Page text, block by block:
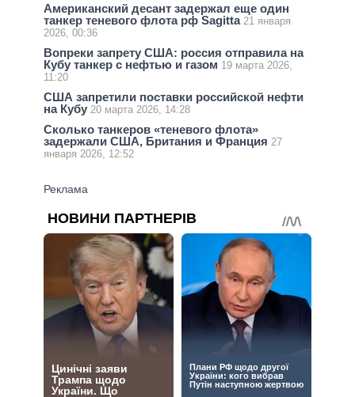
Американский десант задержал еще один
танкер теневого флота рф Sagitta 21 января
2026, 00:36
Вопреки запрету США: россия отправила на
Кубу танкер с нефтью и газом 19 марта 2026,
11:20
США запретили поставки российской нефти
на Кубу 20 марта 2026, 14:28
Сколько танкеров «теневого флота»
задержали США, Британия и Франция 27
января 2026, 12:52